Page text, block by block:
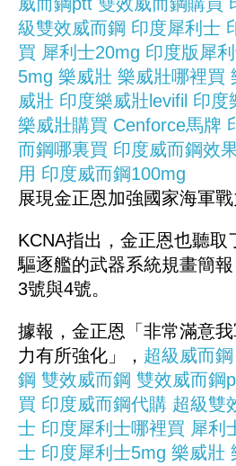
威而鋼ptt 雙效威而鋼購買
級雙效威而鋼 印度犀利士
買 犀利士20mg 印度版犀
5mg 樂威壯 樂威壯哪裡買
威壯 印度樂威壯levifil 印度
樂威壯購買 Cenforce馬牌
而鋼哪裏買 印度威而鋼效
用 印度威而鋼100mg
展現金正恩加強國家海軍戰
KCNA指出，金正恩也聽取
驅逐艦的武器系統規畫簡
3號與4號。
據報，金正恩「非常滿意
力有所強化」， 超級威而鋼
鋼 雙效威而鋼 雙效威而鋼
買 印度威而鋼代購 超級雙
士 印度犀利士哪裡買 犀利
士 印度犀利士5mg 樂威壯